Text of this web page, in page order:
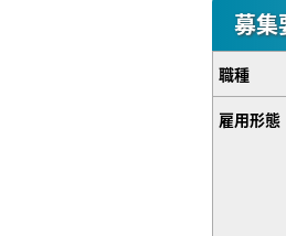
募集
職種
雇用形態